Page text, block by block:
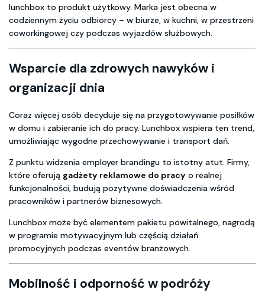
lunchbox to produkt użytkowy. Marka jest obecna w
codziennym życiu odbiorcy – w biurze, w kuchni, w przestrzeni
coworkingowej czy podczas wyjazdów służbowych.
Wsparcie dla zdrowych nawyków i
organizacji dnia
Coraz więcej osób decyduje się na przygotowywanie posiłków
w domu i zabieranie ich do pracy. Lunchbox wspiera ten trend,
umożliwiając wygodne przechowywanie i transport dań.
Z punktu widzenia employer brandingu to istotny atut. Firmy,
które oferują gadżety reklamowe do pracy o realnej
funkcjonalności, budują pozytywne doświadczenia wśród
pracowników i partnerów biznesowych.
Lunchbox może być elementem pakietu powitalnego, nagrodą
w programie motywacyjnym lub częścią działań
promocyjnych podczas eventów branżowych.
Mobilność i odporność w podróży